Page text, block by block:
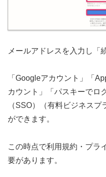
メールアドレスを入力し「
「Googleアカウント」「
カウント」「パスキーでロ
（SSO）（有料ビジネス
ができます。
この時点で利用規約・プラ
要があります。